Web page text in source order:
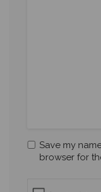
Save my
browser for